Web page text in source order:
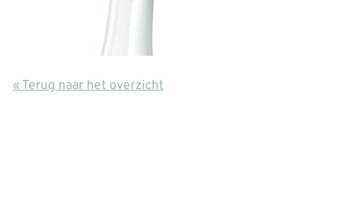
« Terug naar het overzicht